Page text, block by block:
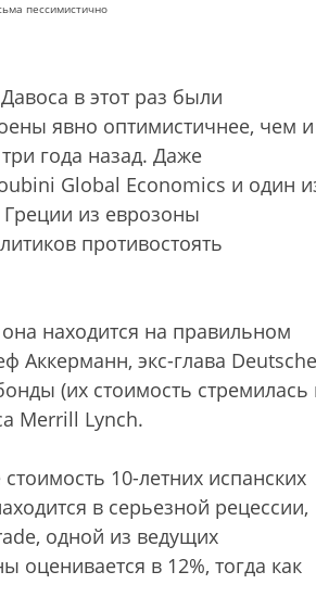
пессимистично
в этот раз были
явно оптимистичнее, чем и
года назад. Даже
Global Economics и один
из еврозоны
противостоять
находится на правильном
Аккерманн, экс-глава Deutsche
(их стоимость стремилась
Merrill Lynch.
10-летних испанских
в серьезной рецессии,
одной из ведущих
оценивается в 12%, тогда как